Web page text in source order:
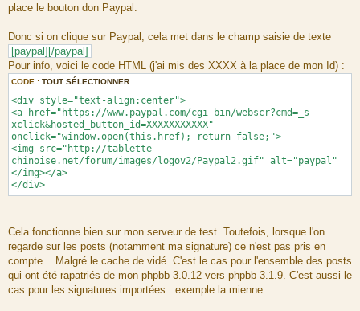
place le bouton don Paypal.
Donc si on clique sur Paypal, cela met dans le champ saisie de texte
[paypal][/paypal]
Pour info, voici le code HTML (j'ai mis des XXXX à la place de mon Id) :
CODE : TOUT SÉLECTIONNER
<div style="text-align:center">
<a href="https://www.paypal.com/cgi-bin/webscr?cmd=_s-
xclick&hosted_button_id=XXXXXXXXXXX"
onclick="window.open(this.href); return false;">
<img src="http://tablette-
chinoise.net/forum/images/logov2/Paypal2.gif" alt="paypal"
</img></a>
</div>
Cela fonctionne bien sur mon serveur de test. Toutefois, lorsque l'on
regarde sur les posts (notamment ma signature) ce n'est pas pris en
compte... Malgré le cache de vidé. C'est le cas pour l'ensemble des posts
qui ont été rapatriés de mon phpbb 3.0.12 vers phpbb 3.1.9. C'est aussi le
cas pour les signatures importées : exemple la mienne...